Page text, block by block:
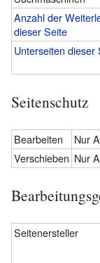
Anzahl der
dieser Seite
Unterseiten dieser
Seitenschutz
Bearbeiten
Nur
Verschieben Nur
Seitenersteller